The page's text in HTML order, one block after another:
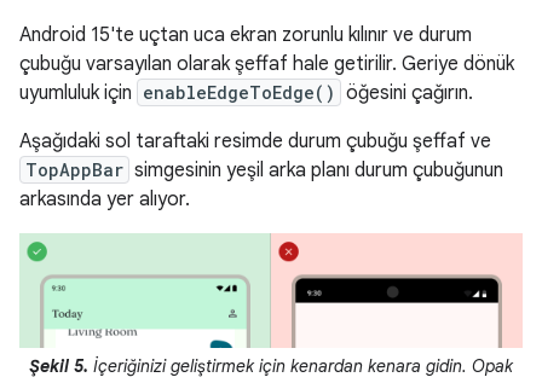
Android 15'te uçtan uca ekran zorunlu kılınır ve durum
çubuğu varsayılan olarak şeffaf hale getirilir. Geriye dönük
uyumluluk için enableEdgeToEdge() öğesini çağırın.
Aşağıdaki sol taraftaki resimde durum çubuğu şeffaf ve
TopAppBar simgesinin yeşil arka planı durum çubuğunun
arkasında yer alıyor.
Şekil 5. İçeriğinizi geliştirmek için kenardan kenara gidin. Opak